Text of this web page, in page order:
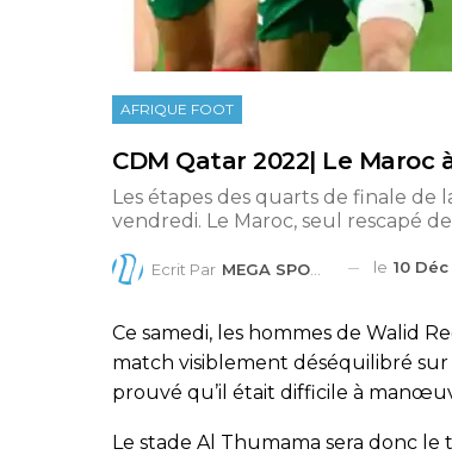
AFRIQUE FOOT
CDM Qatar 2022| Le
Les étapes des quarts de finale
vendredi. Le Maroc, seul rescapé
Ecrit Par MEGA SPORTS le 10
Ce samedi, les hommes de Walid
match visiblement déséquilibré
prouvé qu’il était difficile à
Le stade Al Thumama sera donc